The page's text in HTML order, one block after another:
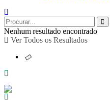
Nenhum resultado encontrado
Ver Todos os Resultados